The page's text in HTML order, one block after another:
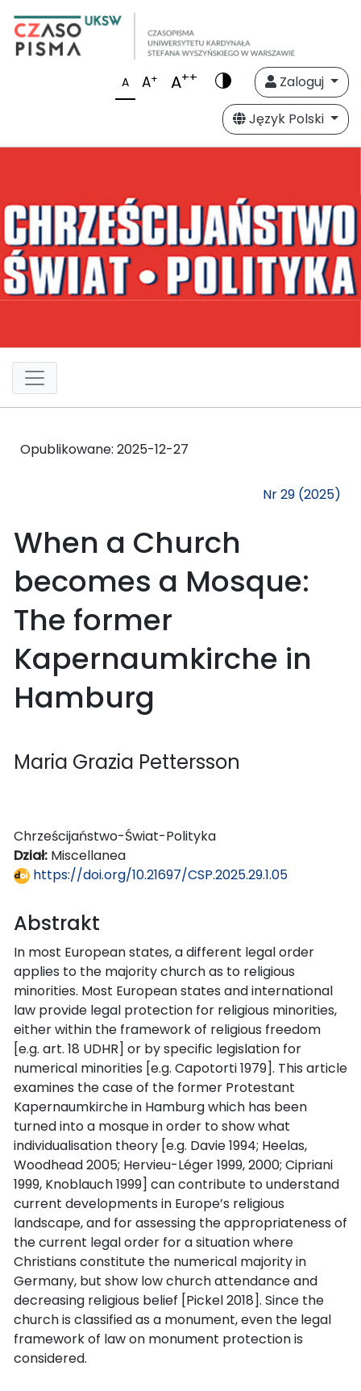
A A+ A++
Zaloguj
Język Polski
Opublikowane: 2025-12-27
Nr 29 (2025)
When a Church
becomes a Mosque:
The former
Kapernaumkirche in
Hamburg
Maria Grazia Pettersson
Chrześcijaństwo-Świat-Polityka
Dział: Miscellanea
https://doi.org/10.21697/CSP.2025.29.1.05
Abstrakt
In most European states, a different legal order
applies to the majority church as to religious
minorities. Most European states and international
law provide legal protection for religious minorities,
either within the framework of religious freedom
[e.g. art. 18 UDHR] or by specific legislation for
numerical minorities [e.g. Capotorti 1979]. This article
examines the case of the former Protestant
Kapernaumkirche in Hamburg which has been
turned into a mosque in order to show what
individualisation theory [e.g. Davie 1994; Heelas,
Woodhead 2005; Hervieu-Léger 1999, 2000; Cipriani
1999, Knoblauch 1999] can contribute to understand
current developments in Europe’s religious
landscape, and for assessing the appropriateness of
the current legal order for a situation where
Christians constitute the numerical majority in
Germany, but show low church attendance and
decreasing religious belief [Pickel 2018]. Since the
church is classified as a monument, even the legal
framework of law on monument protection is
considered.